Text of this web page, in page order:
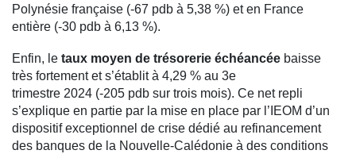
Polynésie française (-67 pdb à 5,38 %) et en France
entière (-30 pdb à 6,13 %).
Enfin, le taux moyen de trésorerie échéancée baisse
très fortement et s’établit à 4,29 % au 3e
trimestre 2024 (-205 pdb sur trois mois). Ce net repli
s’explique en partie par la mise en place par l’IEOM d’un
dispositif exceptionnel de crise dédié au refinancement
des banques de la Nouvelle-Calédonie à des conditions